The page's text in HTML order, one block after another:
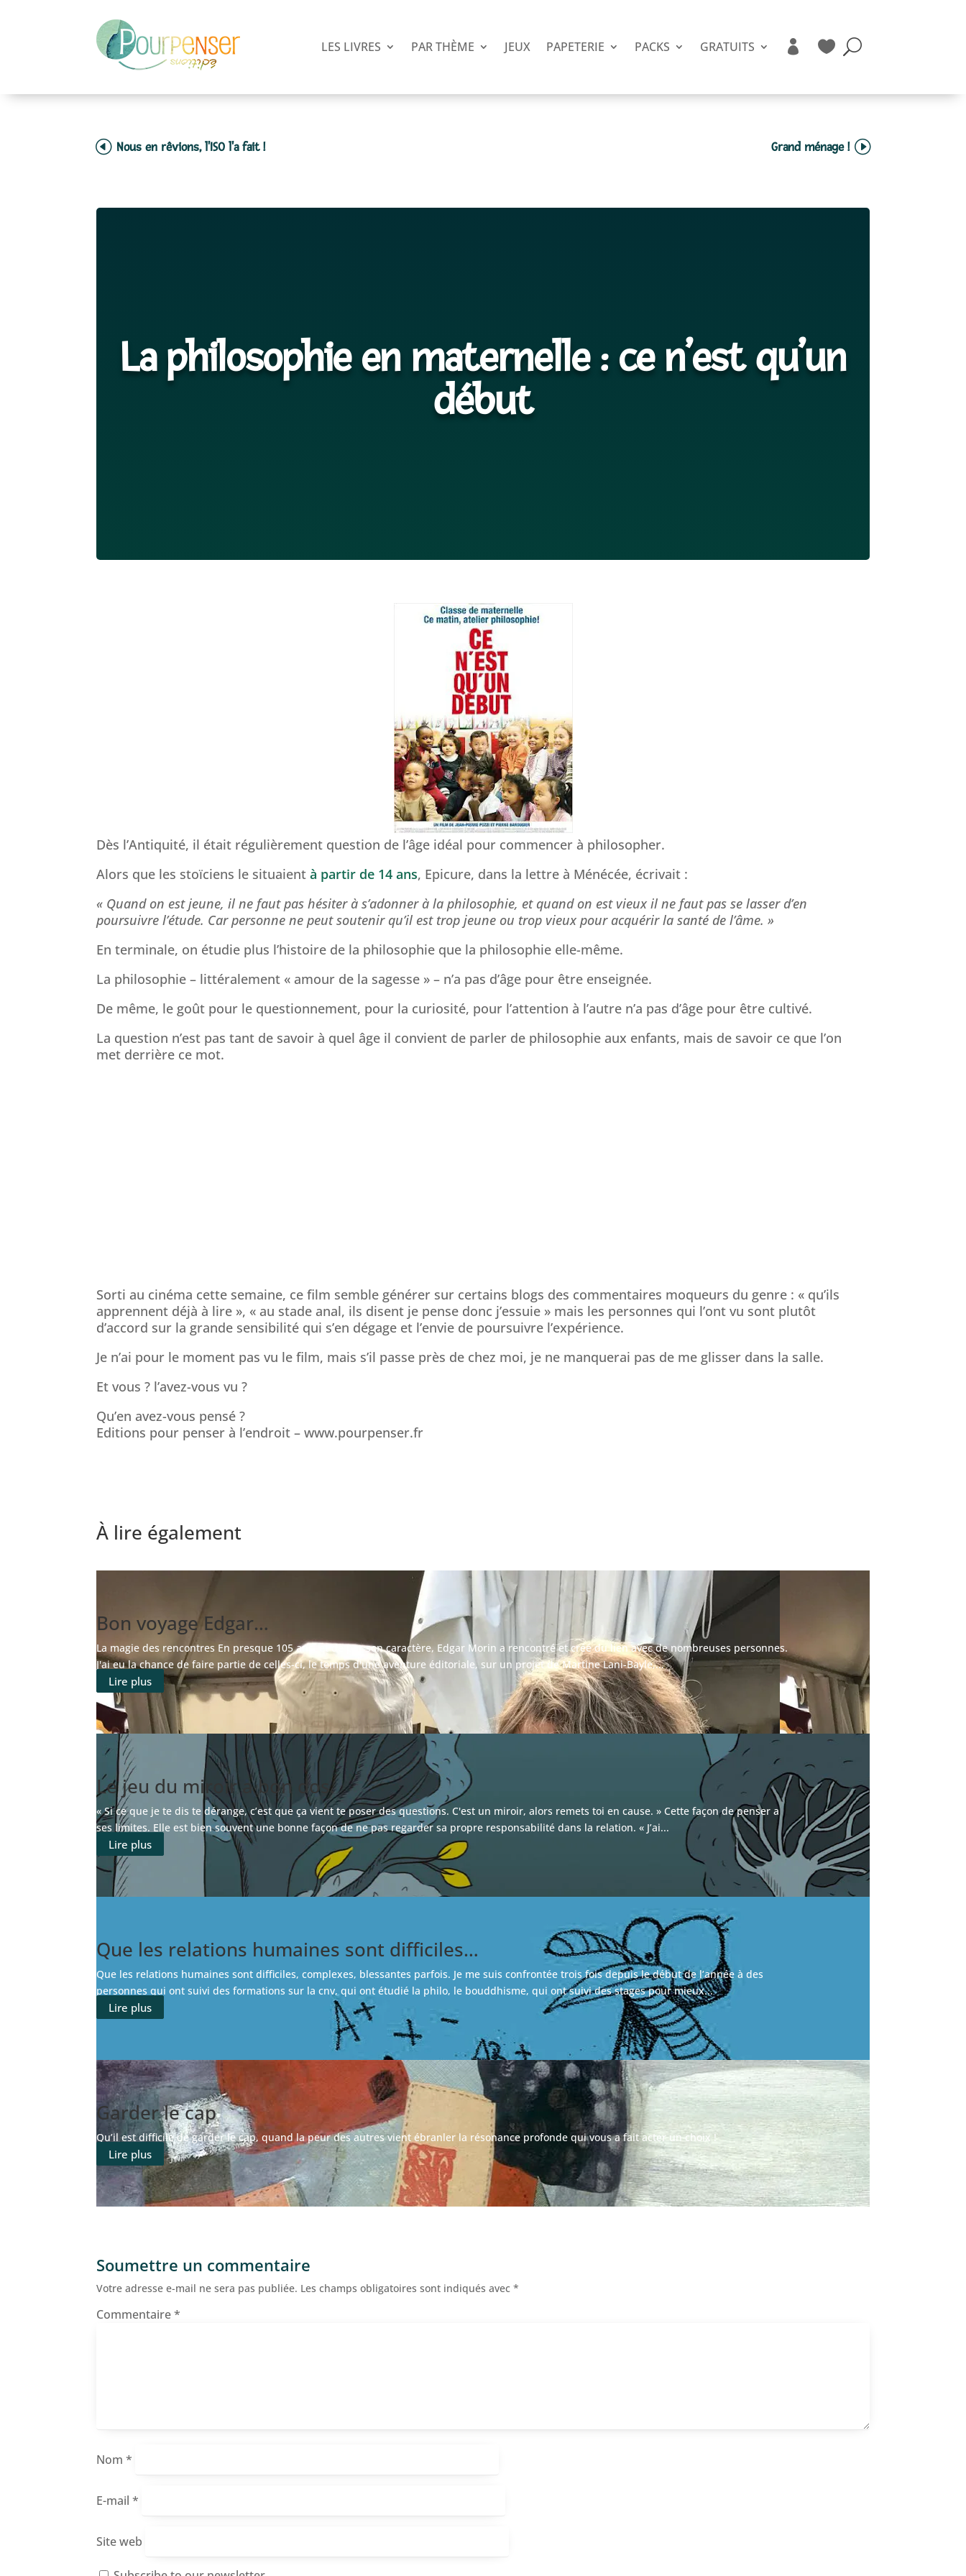
LES LIVRES PAR THÈME JEUX PAPETERIE PACKS GRATUITS  
Nous en rêvions, l'ISO l'a fait ! Grand ménage !
La philosophie en maternelle : ce n’est qu’un
début
Dès l’Antiquité, il était régulièrement question de l’âge idéal pour commencer à philosopher.
Alors que les stoïciens le situaientà partir de 14 ans, Epicure, dans la lettre à Ménécée, écrivait :
« Quand on est jeune, il ne faut pas hésiter à s’adonner à la philosophie, et quand on est vieux il ne faut pas se lasser d’en
poursuivre l’étude. Car personne ne peut soutenir qu’il est trop jeune ou trop vieux pour acquérir la santé de l’âme. »
En terminale, on étudie plus l’histoire de la philosophie que la philosophie elle-même.
La philosophie – littéralement « amour de la sagesse » – n’a pas d’âge pour être enseignée.
De même, le goût pour le questionnement, pour la curiosité, pour l’attention à l’autre n’a pas d’âge pour être cultivé.
La question n’est pas tant de savoir à quel âge il convient de parler de philosophie aux enfants, mais de savoir ce que l’on
met derrière ce mot.
Sorti au cinéma cette semaine, ce film semble générer sur certains blogs des commentaires moqueurs du genre : « qu’ils
apprennent déjà à lire », « au stade anal, ils disent je pense donc j’essuie » mais les personnes qui l’ont vu sont plutôt
d’accord sur la grande sensibilité qui s’en dégage et l’envie de poursuivre l’expérience.
Je n’ai pour le moment pas vu le film, mais s’il passe près de chez moi, je ne manquerai pas de me glisser dans la salle.
Et vous ? l’avez-vous vu ?
Qu’en avez-vous pensé ?
Editions pour penser à l’endroit – www.pourpenser.fr
À lire également
Bon voyage Edgar…
La magie des rencontres En presque 105 ans, et de par son caractère, Edgar Morin a rencontré et créé du lien avec de nombreuses personnes.
J'ai eu la chance de faire partie de celles-ci, le temps d'une aventure éditoriale, sur un projet de Martine Lani-Bayle,...
Lire plus
Le jeu du miroir a bon dos.
« Si ce que je te dis te dérange, c’est que ça vient te poser des questions. C'est un miroir, alors remets toi en cause. » Cette façon de penser a
ses limites. Elle est bien souvent une bonne façon de ne pas regarder sa propre responsabilité dans la relation. « J’ai...
Lire plus
Que les relations humaines sont difficiles…
Que les relations humaines sont difficiles, complexes, blessantes parfois. Je me suis confrontée trois fois depuis le début de l’année à des
personnes qui ont suivi des formations sur la cnv, qui ont étudié la philo, le bouddhisme, qui ont suivi des stages pour mieux...
Lire plus
Garder le cap
Qu’il est difficile de garder le cap, quand la peur des autres vient ébranler la résonance profonde qui vous a fait acter un choix !
Lire plus
Soumettre un commentaire
Votre adresse e-mail ne sera pas publiée. Les champs obligatoires sont indiqués avec*
Commentaire*
Nom*
E-mail*
Site web